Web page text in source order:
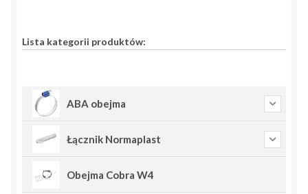
Lista kategorii produktów:
ABA obejma
Łącznik Normaplast
Obejma Cobra W4